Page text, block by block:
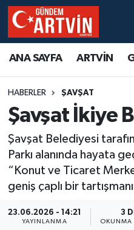
ANA SAYFA ARTVİN
HABERLER ŞAVŞAT
Şavşat İkiye
Şavşat Belediyesi
Parkı alanında hayata
“Konut ve Ticaret
geniş çaplı bir
23.06.2026 - 14:21
YAYINLANMA
3
OKUNMA